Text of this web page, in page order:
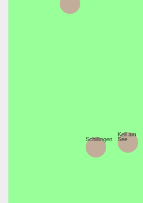
Kell am
See
Schillingen